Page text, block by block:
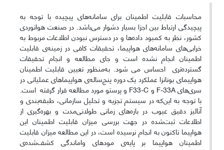
محاسبات قابلیت اطمینان برای سامانه‌های پیچیده با توجه به
پیچیدگی ارتباط بین اجزا بسیار دشوار می‌باشد. در صنعت هوانوردی
کشور، نظر به کمبود داده‌ها و در دسترس نبودن اطلاعات مربوط به
خرابی‌های سامانه‌های هواپیما، تحقیقات کافی در زمینه‌ی قابلیت
اطمینان انجام نشده است و جای مطالعه و انجام تحقیقات
گسترده‌تری احساس می شود. به‌منظور تعیین قابلیت اطمینان
هواپیمای بونانزا عملکرد یک دوره پنج‌ساله‌ی هواپیماهای عملیاتی در
سری‌های F-33A و F33-C و پرستو مورد مطالعه قرار گرفته است.
با توجه به این‌که در سیستم تجزیه و تحلیل سازمانی، طبقه‌بندی و
آنالیز دقیق عیوب در بازه‌های زمانی طولانی‌مدت و بهره‌گیری از
اطلاعات ثبت‌شده در جهت بررسی میزان قابلیت اطمینان این
هواپیما تاکنون به انجام نرسیده است، در این مطالعه میزان قابلیت
اطمینان هواپیما بر پایه‌ی مودهای واماندگی کشف‌شده‌ی